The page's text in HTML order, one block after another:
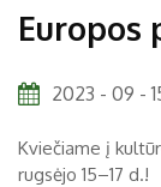
Europos
2023 - 09 -
Kviečiame į
rugsėjo 15–17 d.!